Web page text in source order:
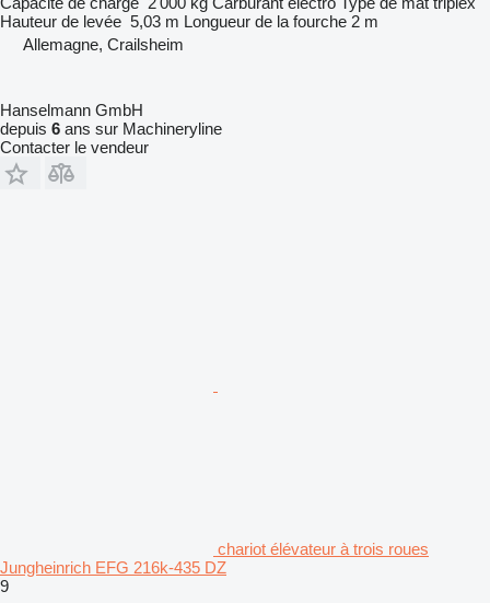
Hauteur de levée 5,03 m Longueur de la fourche 2 m
Allemagne, Crailsheim
Hanselmann GmbH
depuis 6 ans sur Machineryline
Contacter le vendeur
chariot élévateur à trois roues
Jungheinrich EFG 216k-435 DZ
9